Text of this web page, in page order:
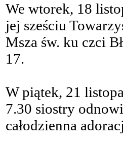
We wtorek, 18
jej sześciu
Msza św. ku czci
17.
W piątek, 21
7.30 siostry
całodzienna